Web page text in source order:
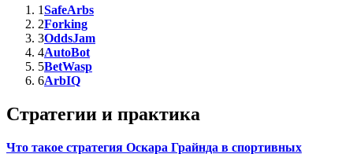
1SafeArbs
2Forking
3OddsJam
4AutoBot
5BetWasp
6ArbIQ
Стратегии и практика
Что такое стратегия Оскара Грайнда в спортивных